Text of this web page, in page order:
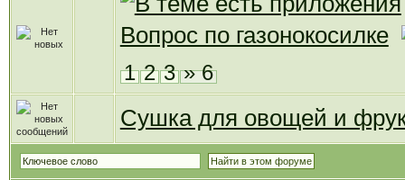
Вопрос по газонокосилке
1 2 3 » 6
Сушка для овощей и